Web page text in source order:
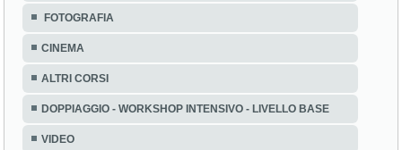
FOTOGRAFIA
CINEMA
ALTRI CORSI
DOPPIAGGIO - WORKSHOP INTENSIVO - LIVELLO BASE
VIDEO